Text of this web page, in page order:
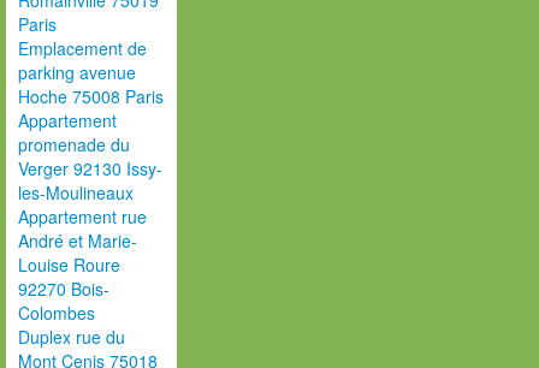
Paris
Emplacement de
parking avenue
Hoche 75008 Paris
Appartement
promenade du
Verger 92130 Issy-
les-Moulineaux
Appartement rue
André et Marie-
Louise Roure
92270 Bois-
Colombes
Duplex rue du
Mont Cenis 75018